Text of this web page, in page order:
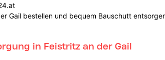
Gail bestellen und bequem Bauschutt
in Feistritz an der Gail